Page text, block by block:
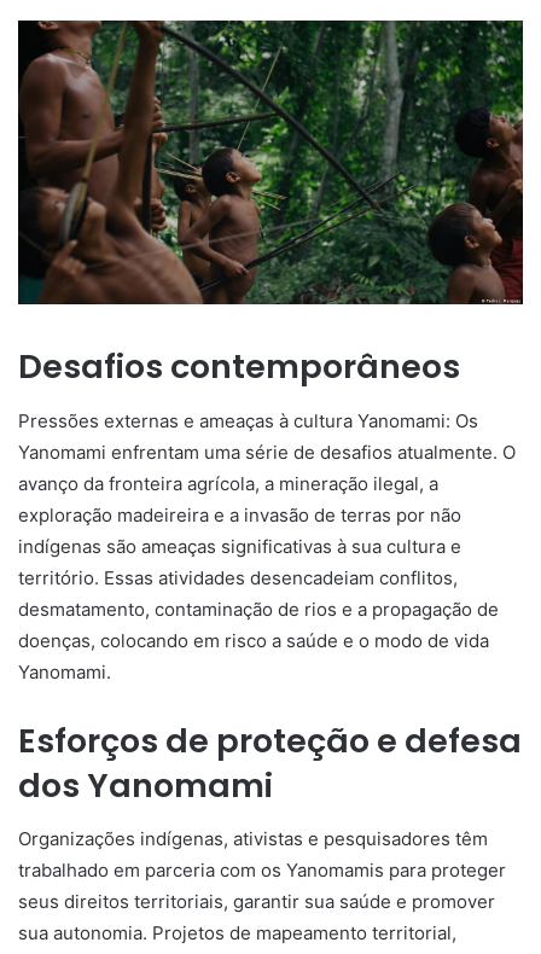
Desafios contemporâneos
Pressões externas e ameaças à cultura Yanomami: Os
Yanomami enfrentam uma série de desafios atualmente. O
avanço da fronteira agrícola, a mineração ilegal, a
exploração madeireira e a invasão de terras por não
indígenas são ameaças significativas à sua cultura e
território. Essas atividades desencadeiam conflitos,
desmatamento, contaminação de rios e a propagação de
doenças, colocando em risco a saúde e o modo de vida
Yanomami.
Esforços de proteção e defesa
dos Yanomami
Organizações indígenas, ativistas e pesquisadores têm
trabalhado em parceria com os Yanomamis para proteger
seus direitos territoriais, garantir sua saúde e promover
sua autonomia. Projetos de mapeamento territorial,